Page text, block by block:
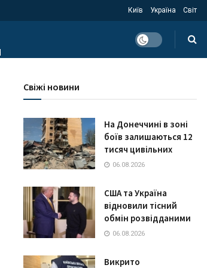
Київ Україна Світ
Свіжі новини
На Донеччині в зоні
боїв залишаються 12
тисяч цивільних
06.08.2026
США та Україна
відновили тісний
обмін розвідданими
06.08.2026
Викрито